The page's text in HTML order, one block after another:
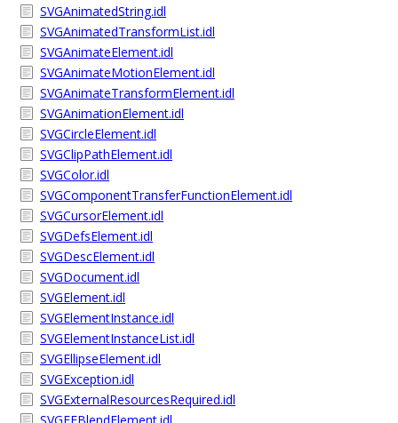
SVGAnimatedString.idl
SVGAnimatedTransformList.idl
SVGAnimateElement.idl
SVGAnimateMotionElement.idl
SVGAnimateTransformElement.idl
SVGAnimationElement.idl
SVGCircleElement.idl
SVGClipPathElement.idl
SVGColor.idl
SVGComponentTransferFunctionElement.idl
SVGCursorElement.idl
SVGDefsElement.idl
SVGDescElement.idl
SVGDocument.idl
SVGElement.idl
SVGElementInstance.idl
SVGElementInstanceList.idl
SVGEllipseElement.idl
SVGException.idl
SVGExternalResourcesRequired.idl